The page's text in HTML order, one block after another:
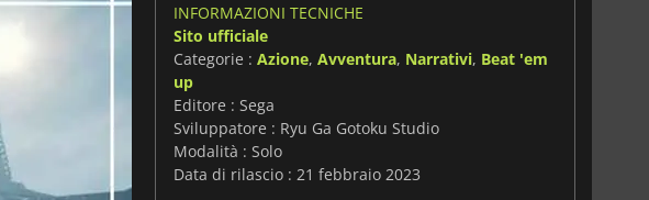
INFORMAZIONI TECNICHE
Sito ufficiale
Categorie : Azione, Avventura, Narrativi, Beat 'em
up
Editore : Sega
Sviluppatore : Ryu Ga Gotoku Studio
Modalità : Solo
Data di rilascio : 21 febbraio 2023